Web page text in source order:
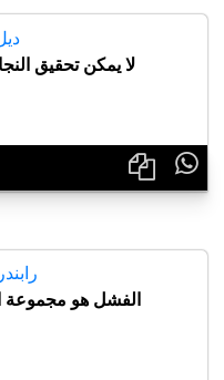
لا يمكن تحقيق

الفشل هو مجموعة